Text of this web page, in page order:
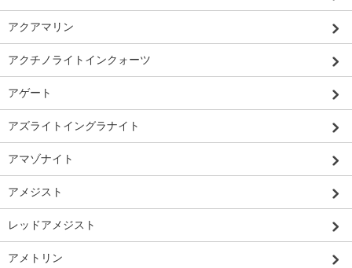
アクアマリン
アクチノライトインクォーツ
アゲート
アズライトイングラナイト
アマゾナイト
アメジスト
レッドアメジスト
アメトリン